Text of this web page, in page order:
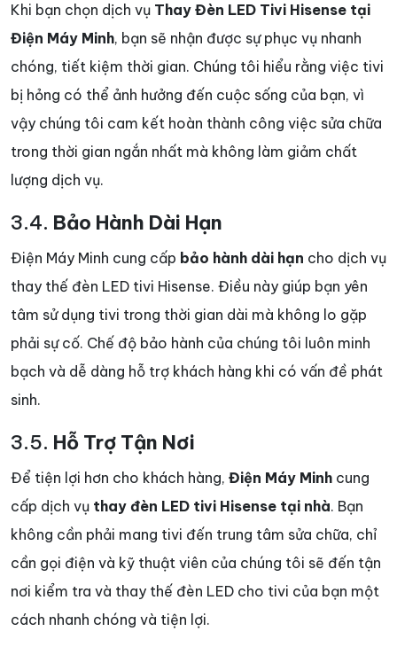
Khi bạn chọn dịch vụ Thay Đèn LED Tivi Hisense tại
Điện Máy Minh, bạn sẽ nhận được sự phục vụ nhanh
chóng, tiết kiệm thời gian. Chúng tôi hiểu rằng việc tivi
bị hỏng có thể ảnh hưởng đến cuộc sống của bạn, vì
vậy chúng tôi cam kết hoàn thành công việc sửa chữa
trong thời gian ngắn nhất mà không làm giảm chất
lượng dịch vụ.
3.4. Bảo Hành Dài Hạn
Điện Máy Minh cung cấp bảo hành dài hạn cho dịch vụ
thay thế đèn LED tivi Hisense. Điều này giúp bạn yên
tâm sử dụng tivi trong thời gian dài mà không lo gặp
phải sự cố. Chế độ bảo hành của chúng tôi luôn minh
bạch và dễ dàng hỗ trợ khách hàng khi có vấn đề phát
sinh.
3.5. Hỗ Trợ Tận Nơi
Để tiện lợi hơn cho khách hàng, Điện Máy Minh cung
cấp dịch vụ thay đèn LED tivi Hisense tại nhà. Bạn
không cần phải mang tivi đến trung tâm sửa chữa, chỉ
cần gọi điện và kỹ thuật viên của chúng tôi sẽ đến tận
nơi kiểm tra và thay thế đèn LED cho tivi của bạn một
cách nhanh chóng và tiện lợi.